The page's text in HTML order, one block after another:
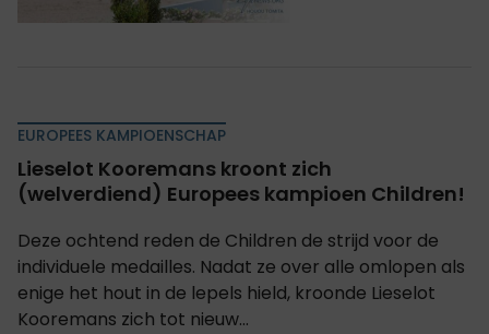
EUROPEES KAMPIOENSCHAP
Lieselot Kooremans kroont zich
(welverdiend) Europees kampioen Children!
Deze ochtend reden de Children de strijd voor de
individuele medailles. Nadat ze over alle omlopen als
enige het hout in de lepels hield, kroonde Lieselot
Kooremans zich tot nieuw...